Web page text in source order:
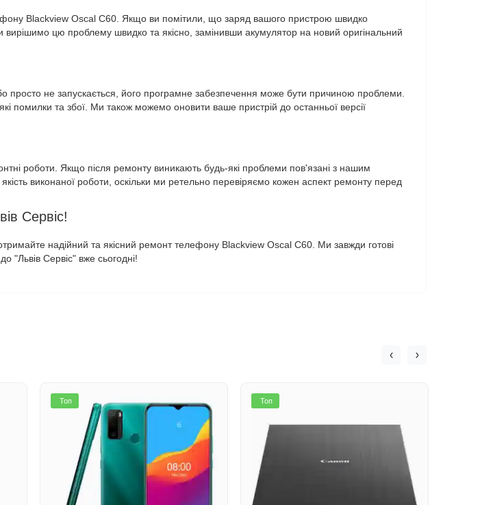
Blackview Oscal C60. Якщо ви помітили, що заряд вашого пристрою швидко
вирішимо цю проблему швидко та якісно, замінивши акумулятор на новий оригінальний
не запускається, його програмне забезпечення може бути причиною проблеми.
помилки та збої. Ми також можемо оновити ваше пристрій до останньої версії
роботи. Якщо після ремонту виникають будь-які проблеми пов'язані з нашим
виконаної роботи, оскільки ми ретельно перевіряємо кожен аспект ремонту перед
Сервіс!
надійний та якісний ремонт телефону Blackview Oscal C60. Ми завжди готові
"Львів Сервіс" вже сьогодні!
Топ Топ